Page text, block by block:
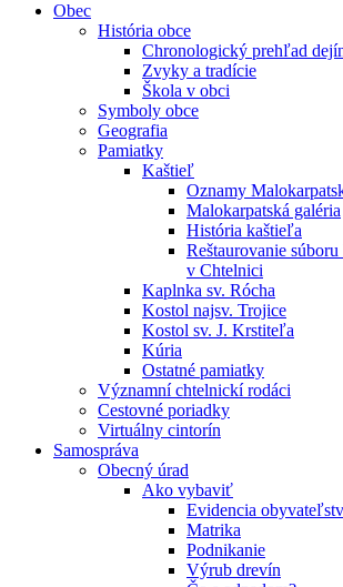
Obec
História obce
Chronologický prehľad
Zvyky a tradície
Škola v obci
Symboly obce
Geografia
Pamiatky
Kaštieľ
Oznamy
Malokarpatská galéria
História kaštieľa
Reštaurovanie
v Chtelnici
Kaplnka sv. Rócha
Kostol najsv. Trojice
Kostol sv. J. Krstiteľa
Kúria
Ostatné pamiatky
Významní chtelnickí rodáci
Cestovné poriadky
Virtuálny cintorín
Samospráva
Obecný úrad
Ako vybaviť
Evidencia
Matrika
Podnikanie
Výrub drevín